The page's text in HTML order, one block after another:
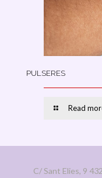
PULSERES
Read
C/ Sant Elies, 9